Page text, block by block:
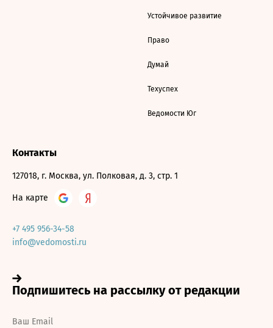
Устойчивое развитие
Право
Думай
Техуспех
Ведомости Юг
Контакты
127018, г. Москва, ул. Полковая, д. 3, стр. 1
На карте
+7 495 956-34-58
info@vedomosti.ru